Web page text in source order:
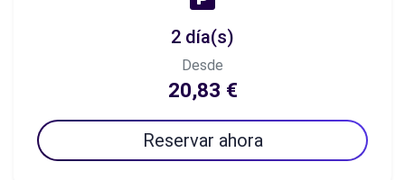
2 día(s)
Desde
20,83 €
Reservar ahora